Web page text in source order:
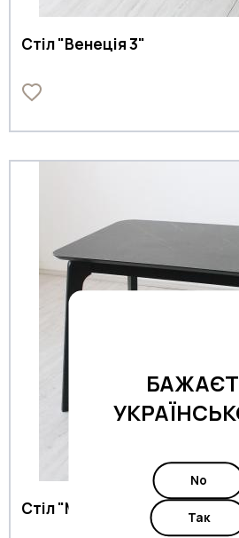
Стіл "Венеція 3"
Стіл "Мілан 2"
No
Так